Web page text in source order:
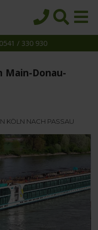
/ 330 930
Main-Donau-
KÖLN NACH PASSAU